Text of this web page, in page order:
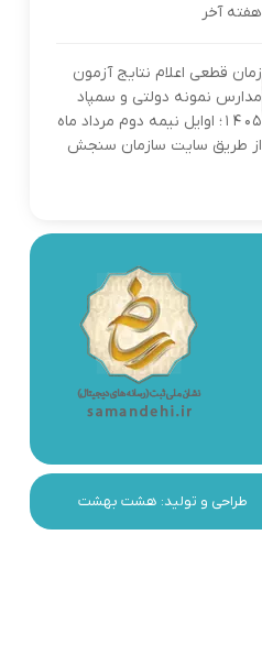
هفته آخر
زمان قطعی اعلام نتایج آزمون
مدارس نمونه دولتی و سمپاد
۱۴۰۵؛ اوایل نیمه دوم مرداد ماه
از طریق سایت سازمان سنجش
طراحی و تولید: هشت بهشت